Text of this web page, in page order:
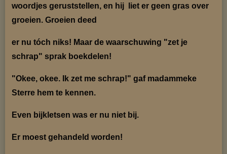
woordjes geruststel len, en hij
liet er geen gras over
groeien. Groeien deed
er nu tóch niks! Maar de waarschuwing "zet je
schrap" sprak boekdelen!
"Okee, okee. Ik zet me schrap!" gaf madammeke
Sterre hem te kennen.
Even bijkletsen was er nu niet bij.
Er moest gehandeld worden!